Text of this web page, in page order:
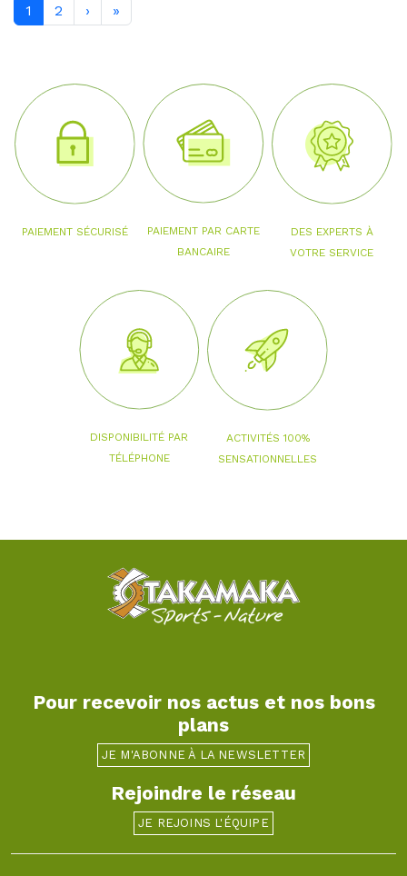
1 2 › »
PAIEMENT SÉCURISÉ
PAIEMENT PAR CARTE
BANCAIRE
DES EXPERTS À
VOTRE SERVICE
DISPONIBILITÉ PAR
TÉLÉPHONE
ACTIVITÉS 100%
SENSATIONNELLES
Pour recevoir nos actus et nos bons
plans
JE M'ABONNE À LA NEWSLETTER
Rejoindre le réseau
JE REJOINS L'ÉQUIPE